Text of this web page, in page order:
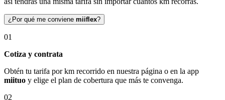
¿Por qué me conviene miiflex?
01
Cotiza y contrata
Obtén tu tarifa por km recorrido en nuestra página o en la app
miituo y elige el plan de cobertura que más te convenga.
02